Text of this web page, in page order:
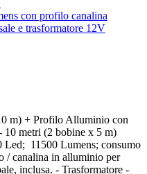
m) + Profilo Alluminio con
10 metri (2 bobine x 5 m)
11500 Lumens; consumo
/ canalina in alluminio per
inclusa. - Trasformatore -